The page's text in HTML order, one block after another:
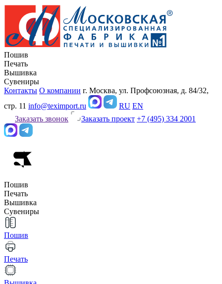
Пошив
Печать
Вышивка
Сувениры
Контакты О компании г. Москва, ул. Профсоюзная, д. 84/32,
стр. 11 info@teximport.ru RU EN
Заказать звонок
Заказать проект +7 (495) 334 2001
Пошив
Печать
Вышивка
Сувениры
Пошив
Печать